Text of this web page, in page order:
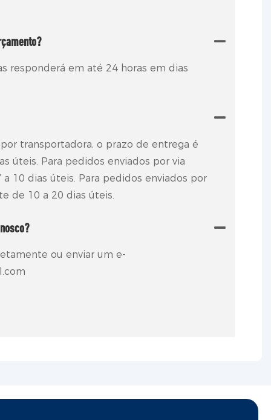
responderá em até 24 horas em dias
transportadora, o prazo de entrega é
úteis. Para pedidos enviados por via
10 dias úteis. Para pedidos enviados por
de 10 a 20 dias úteis.
ou enviar um e-